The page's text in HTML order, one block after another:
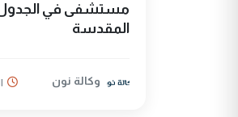
مستشفى في الجدول
المقدسة
وكالة نون